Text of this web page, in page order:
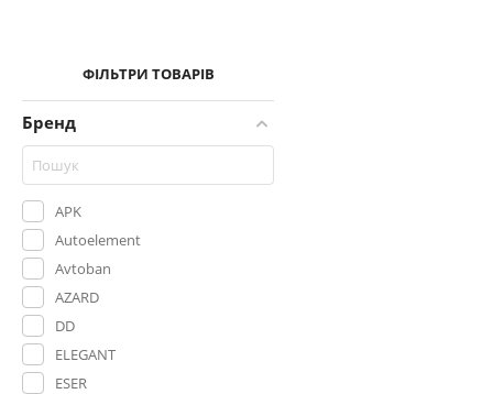
ФІЛЬТРИ ТОВАРІВ
Бренд
APK
Autoelement
Avtoban
AZARD
DD
ELEGANT
ESER